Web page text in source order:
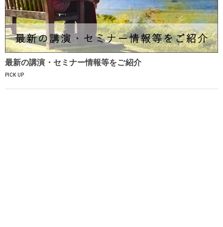
最新の講演・セミナー情報等をご紹介
PICK UP